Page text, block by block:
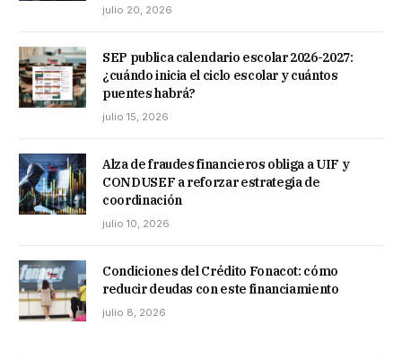
julio 20, 2026
SEP publica calendario escolar 2026-2027:
¿cuándo inicia el ciclo escolar y cuántos
puentes habrá?
julio 15, 2026
Alza de fraudes financieros obliga a UIF y
CONDUSEF a reforzar estrategia de
coordinación
julio 10, 2026
Condiciones del Crédito Fonacot: cómo
reducir deudas con este financiamiento
julio 8, 2026